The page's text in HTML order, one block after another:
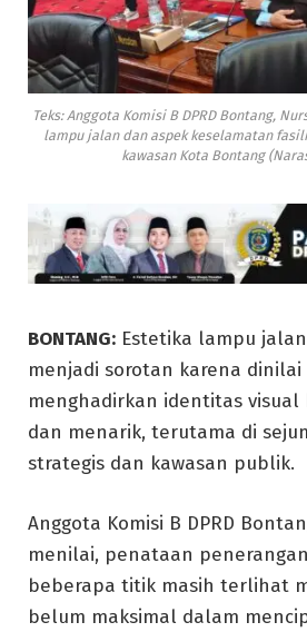
Teks: Anggota Komisi B DPRD Bontang,
lampu jalan dan aspek keselamatan
kawasan Kota Bontang
BONTANG: Estetika lampu
menjadi sorotan karena
menghadirkan identitas visual
dan menarik, terutama di
strategis dan kawasan publik.
Anggota Komisi B DPRD
menilai, penataan
beberapa titik masih terlihat
belum maksimal dalam